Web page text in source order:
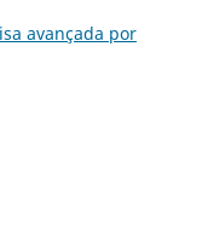
avançada por